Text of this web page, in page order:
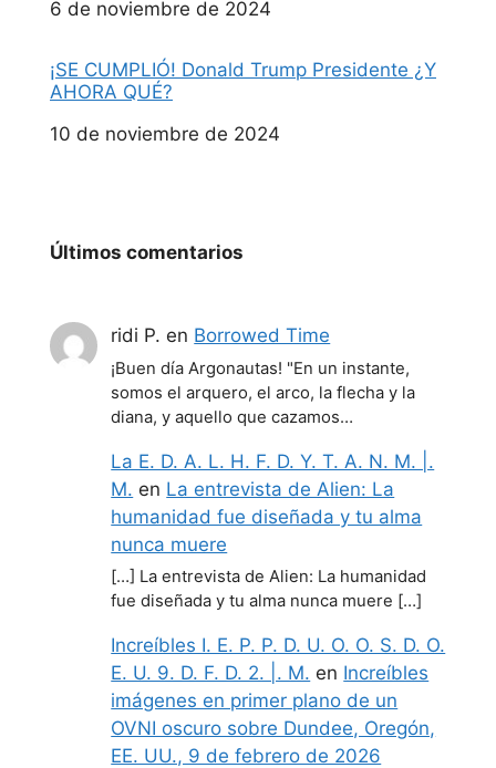
Fecha
6 de noviembre de 2024
¡SE CUMPLIÓ! Donald Trump Presidente ¿Y
AHORA QUÉ?
Fecha
10 de noviembre de 2024
Últimos comentarios
ridi P. en Borrowed Time
¡Buen día Argonautas! "En un instante,
somos el arquero, el arco, la flecha y la
diana, y aquello que cazamos…
La E. D. A. L. H. F. D. Y. T. A. N. M. |.
M. en La entrevista de Alien: La
humanidad fue diseñada y tu alma
nunca muere
[…] La entrevista de Alien: La humanidad
fue diseñada y tu alma nunca muere […]
Increíbles I. E. P. P. D. U. O. O. S. D. O.
E. U. 9. D. F. D. 2. |. M. en Increíbles
imágenes en primer plano de un
OVNI oscuro sobre Dundee, Oregón,
EE. UU., 9 de febrero de 2026